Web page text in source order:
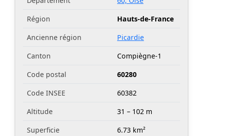
Région
Hauts-de-France
Ancienne région
Picardie
Canton
Compiègne-1
Code postal
60280
Code INSEE
60382
Altitude
31 – 102 m
Superficie
6.73 km²